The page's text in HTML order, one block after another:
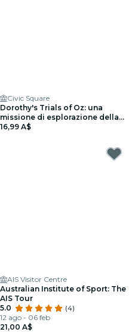
Civic Square
Dorothy's Trials of Oz: una
missione di esplorazione della
città a Canberra
16,99 A$
AIS Visitor Centre
Australian Institute of Sport: The
AIS Tour
5.0
(4)
12 ago - 06 feb
21,00 A$